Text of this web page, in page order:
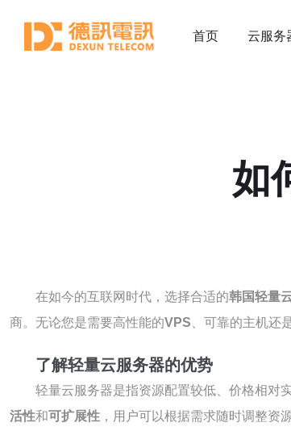
首页 云服务
如
在如今的互联网时代，选择合适的韩国轻量
商。无论您是需要高性能的VPS 、可靠的主机还
了解轻量云服务器的优势
轻量云服务器是指资源配置较低、价格相对
活性和可扩展性 ，用户可以根据需求随时调整